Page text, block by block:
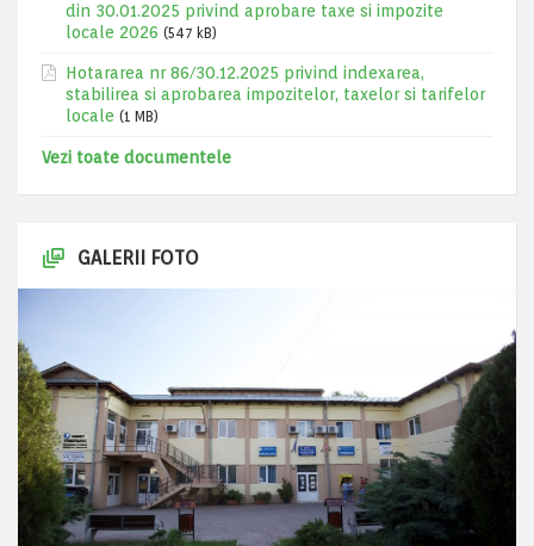
din 30.01.2025 privind aprobare taxe si impozite
locale 2026 (547 kB)
Hotararea nr 86/30.12.2025 privind indexarea,
stabilirea si aprobarea impozitelor, taxelor si tarifelor
locale (1 MB)
Vezi toate documentele
GALERII FOTO